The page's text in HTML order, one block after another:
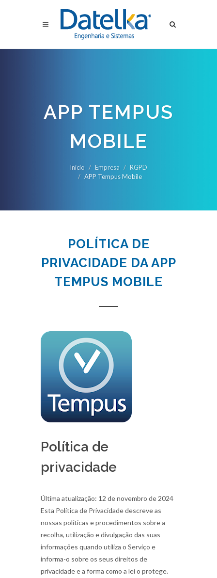
APP TEMPUS
MOBILE
Início Empresa
RGPD
APP Tempus Mobile
POLÍTICA DE
PRIVACIDADE DA APP
TEMPUS MOBILE
Política de
privacidade
Última atualização: 12 de novembro de 2024
Esta Política de Privacidade descreve as
nossas políticas e procedimentos sobre a
recolha, utilização e divulgação das suas
informações quando utiliza o Serviço e
informa-o sobre os seus direitos de
privacidade e a forma como a lei o protege.